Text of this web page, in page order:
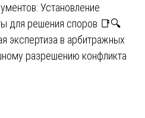
Установление
для решения споров 📑🔍
экспертиза в арбитражных
разрешению конфликта